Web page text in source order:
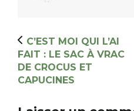
C’EST MOI QUI L’AI
FAIT : LE SAC À VRAC
DE CROCUS ET
CAPUCINES